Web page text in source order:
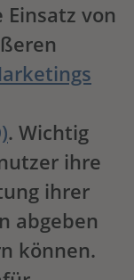
von
. Wichtig
ihre
ihrer
abgeben
können.